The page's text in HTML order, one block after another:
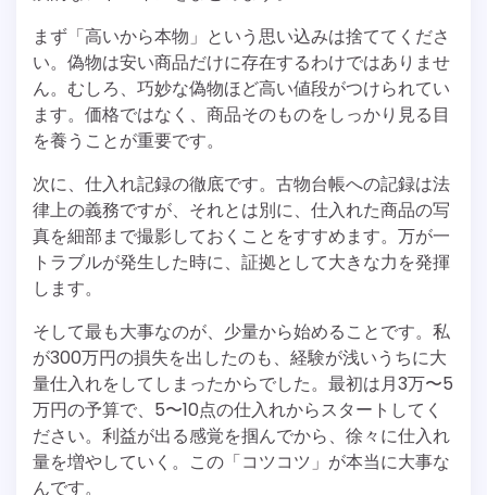
まず「高いから本物」という思い込みは捨ててくださ
い。偽物は安い商品だけに存在するわけではありませ
ん。むしろ、巧妙な偽物ほど高い値段がつけられてい
ます。価格ではなく、商品そのものをしっかり見る目
を養うことが重要です。
次に、仕入れ記録の徹底です。古物台帳への記録は法
律上の義務ですが、それとは別に、仕入れた商品の写
真を細部まで撮影しておくことをすすめます。万が一
トラブルが発生した時に、証拠として大きな力を発揮
します。
そして最も大事なのが、少量から始めることです。私
が300万円の損失を出したのも、経験が浅いうちに大
量仕入れをしてしまったからでした。最初は月3万〜5
万円の予算で、5〜10点の仕入れからスタートしてく
ださい。利益が出る感覚を掴んでから、徐々に仕入れ
量を増やしていく。この「コツコツ」が本当に大事な
んです。